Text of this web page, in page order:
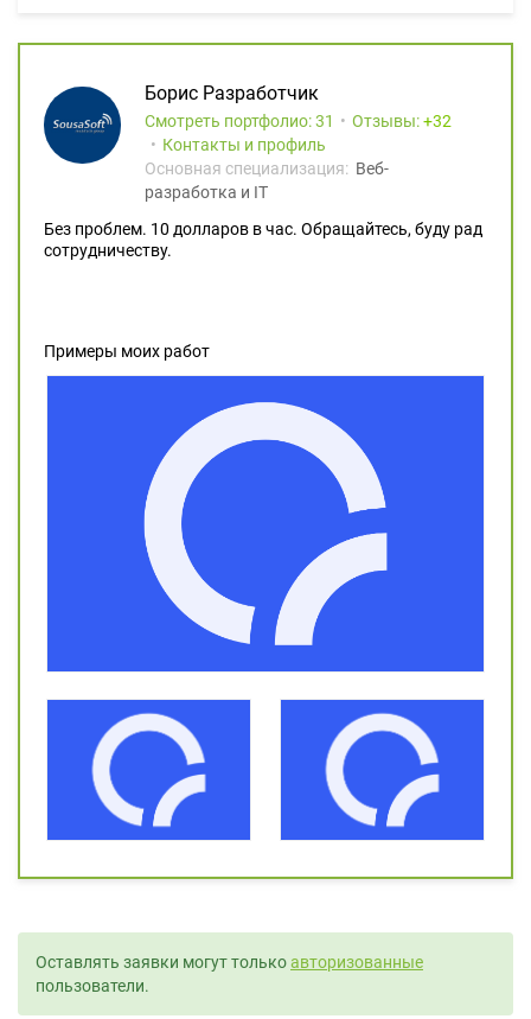
Борис Разработчик
Смотреть портфолио: 31 Отзывы:
32
Контакты и профиль
Основная специализация: Веб-
разработка и IT
Без проблем. 10 долларов в час. Обращайтесь, буду рад
сотрудничеству.
Примеры моих работ
Оставлять заявки могут толькоавторизованные
пользователи.